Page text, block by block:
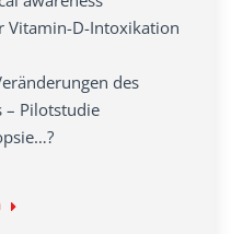
Vitamin-D-Intoxikation
des
– Pilotstudie